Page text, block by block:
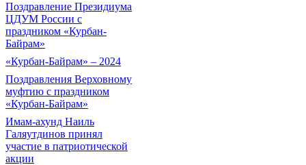
Поздравление Президиума
ЦДУМ России с
праздником «Курбан-
Байрам»
«Курбан-Байрам» – 2024
Поздравления Верховному
муфтию с праздником
«Курбан-Байрам»
Имам-ахунд Наиль
Галяутдинов принял
участие в патриотической
акции